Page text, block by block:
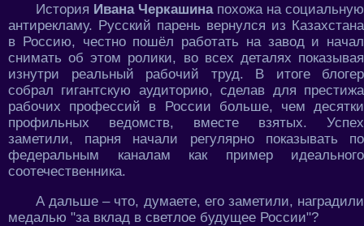
История Ивана Черкашинапохожа на социальную
антирекламу. Русский парень вернулся из Казахстана
в Россию, честно пошёл работать на завод и начал
снимать об этом ролики, во всех деталях показывая
изнутри реальный рабочий труд. В итоге блогер
собрал гигантскую аудиторию, сделав для престижа
рабочих профессий в России больше, чем десятки
профильных ведомств, вместе взятых. Успех
заметили, парня начали регулярно показывать по
федеральным каналам как пример идеального
соотечественника.
А дальше – что, думаете, его заметили, наградили
медалью "за вклад в светлое будущее России"?